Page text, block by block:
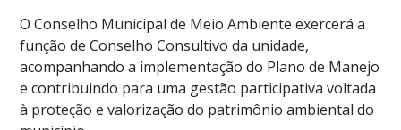
O Conselho Municipal de Meio Ambiente exercerá a
função de Conselho Consultivo da unidade,
acompanhando a implementação do Plano de Manejo
e contribuindo para uma gestão participativa voltada
à proteção e valorização do patrimônio ambiental do